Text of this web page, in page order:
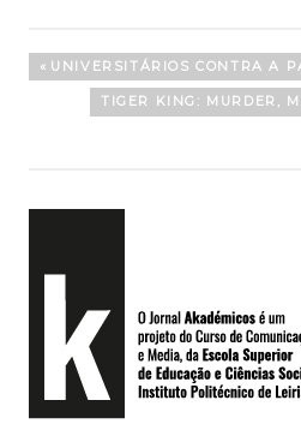
Navegação
PREVIOUS
POST:
UNIVERSITÁRIOS CONTRA A
NEXT
POST:
TIGER KING: MURDER,